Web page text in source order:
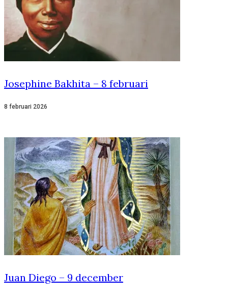
Josephine Bakhita – 8 februari
8 februari 2026
Juan Diego – 9 december